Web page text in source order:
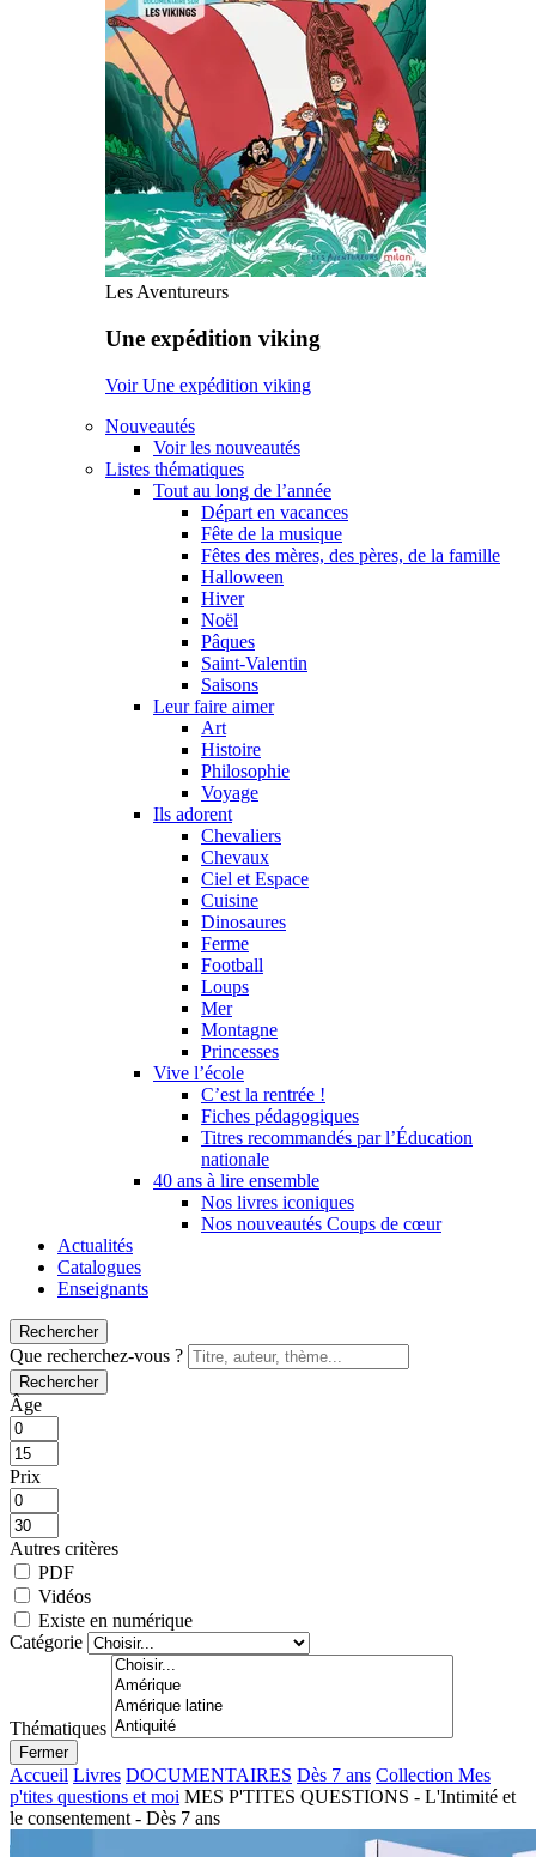
Les Aventureurs
Une expédition viking
Voir Une expédition viking
Nouveautés
Voir les nouveautés
Listes thématiques
Tout au long de l’année
Départ en vacances
Fête de la musique
Fêtes des mères, des pères, de la famille
Halloween
Hiver
Noël
Pâques
Saint-Valentin
Saisons
Leur faire aimer
Art
Histoire
Philosophie
Voyage
Ils adorent
Chevaliers
Chevaux
Ciel et Espace
Cuisine
Dinosaures
Ferme
Football
Loups
Mer
Montagne
Princesses
Vive l’école
C’est la rentrée !
Fiches pédagogiques
Titres recommandés par l’Éducation
nationale
40 ans à lire ensemble
Nos livres iconiques
Nos nouveautés Coups de cœur
Actualités
Catalogues
Enseignants
Rechercher
Que recherchez-vous ?
Rechercher
Âge
Prix
Autres critères
PDF
Vidéos
Existe en numérique
Catégorie
Thématiques
Fermer
Accueil Livres DOCUMENTAIRES Dès 7 ans Collection Mes
p'tites questions et moi MES P'TITES QUESTIONS - L'Intimité et
le consentement - Dès 7 ans